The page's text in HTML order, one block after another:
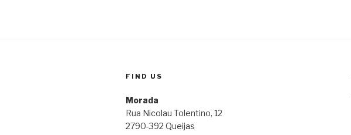
FIND US
Morada
Rua Nicolau Tolentino, 12
2790-392 Queijas